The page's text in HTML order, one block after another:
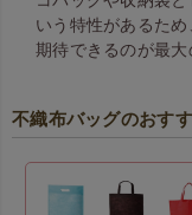
いう特性があるた
期待できるのが最大
不織布バッグのおす